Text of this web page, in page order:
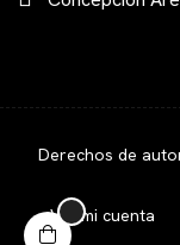
Derechos de
Ver mi cuenta